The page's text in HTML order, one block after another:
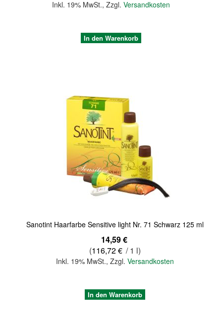
Inkl. 19% MwSt., Zzgl. Versandkosten
In den Warenkorb
Sanotint Haarfarbe Sensitive light Nr. 71 Schwarz 125 ml
14,59 €
(116,72 € / 1 l)
Inkl. 19% MwSt.,Zzgl.Versandkosten
In den Warenkorb